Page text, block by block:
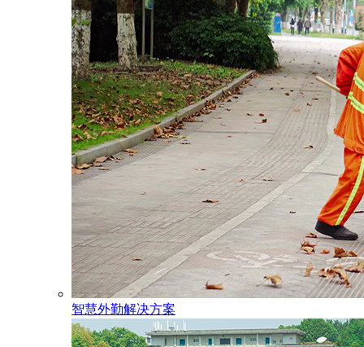
智慧外勤解决方案